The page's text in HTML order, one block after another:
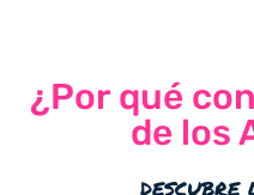
¿Por qué
de los